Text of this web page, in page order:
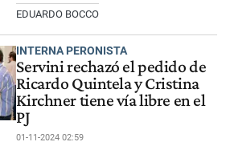
EDUARDO BOCCO
INTERNA PERONISTA
Servini rechazó el pedido de
Ricardo Quintela y Cristina
Kirchner tiene vía libre en el
PJ
01-11-2024 02:59